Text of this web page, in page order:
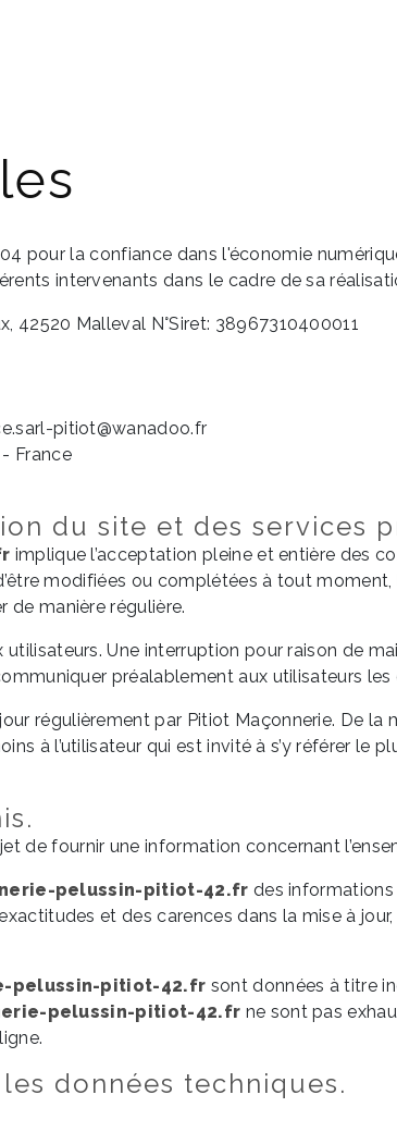
pour la confiance dans l'économie
intervenants dans le cadre de sa
42520 Malleval N°Siret: 38967310400011
pitiot@wanadoo.fr
France
du site et des services
implique l’acceptation pleine et entière des
modifiées ou complétées à tout
de manière régulière.
Une interruption pour raison de
préalablement aux utilisateurs les
régulièrement par Pitiot Maçonnerie. De
à l’utilisateur qui est invité à s’y référer le
de fournir une information concernant
pelussin-pitiot-42.fr des informations
et des carences dans la mise à
pelussin-pitiot-42.fr sont données à titre
pelussin-pitiot-42.fr ne sont pas
données techniques.